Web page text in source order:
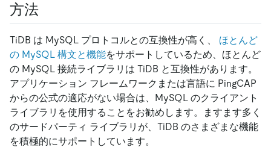
方法
TiDB は MySQL プロトコルとの互換性が高く、 ほとんど
の MySQL 構文と機能をサポートしているため、ほとんど
の MySQL 接続ライブラリは TiDB と互換性があります。
アプリケーション フレームワークまたは言語に PingCAP
からの公式の適応がない場合は、MySQL のクライアント
ライブラリを使用することをお勧めします。ますます多く
のサードパーティ ライブラリが、TiDB のさまざまな機能
を積極的にサポートしています。